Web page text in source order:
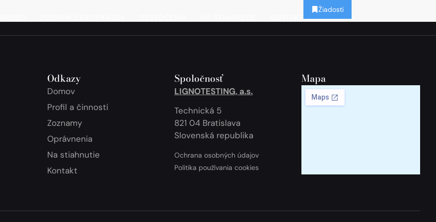
Žiadosti
Odkazy
Domov
Profil a činnosti
Zoznamy
Oprávnenia
Na stiahnutie
Kontakt
Spoločnosť
LIGNOTESTING, a.s.
Technická 5
821 04 Bratislava
Slovenská republika
Ochrana osobných údajov
Politika používania cookies
Mapa